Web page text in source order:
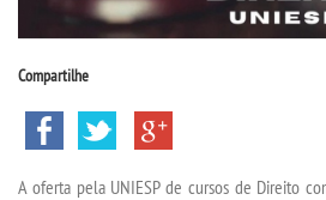
LICENCIATURAS
TECNOLÓGICOS
MENSALIDADES
Compartilhe
A oferta pela UNIESP de cursos de Direito